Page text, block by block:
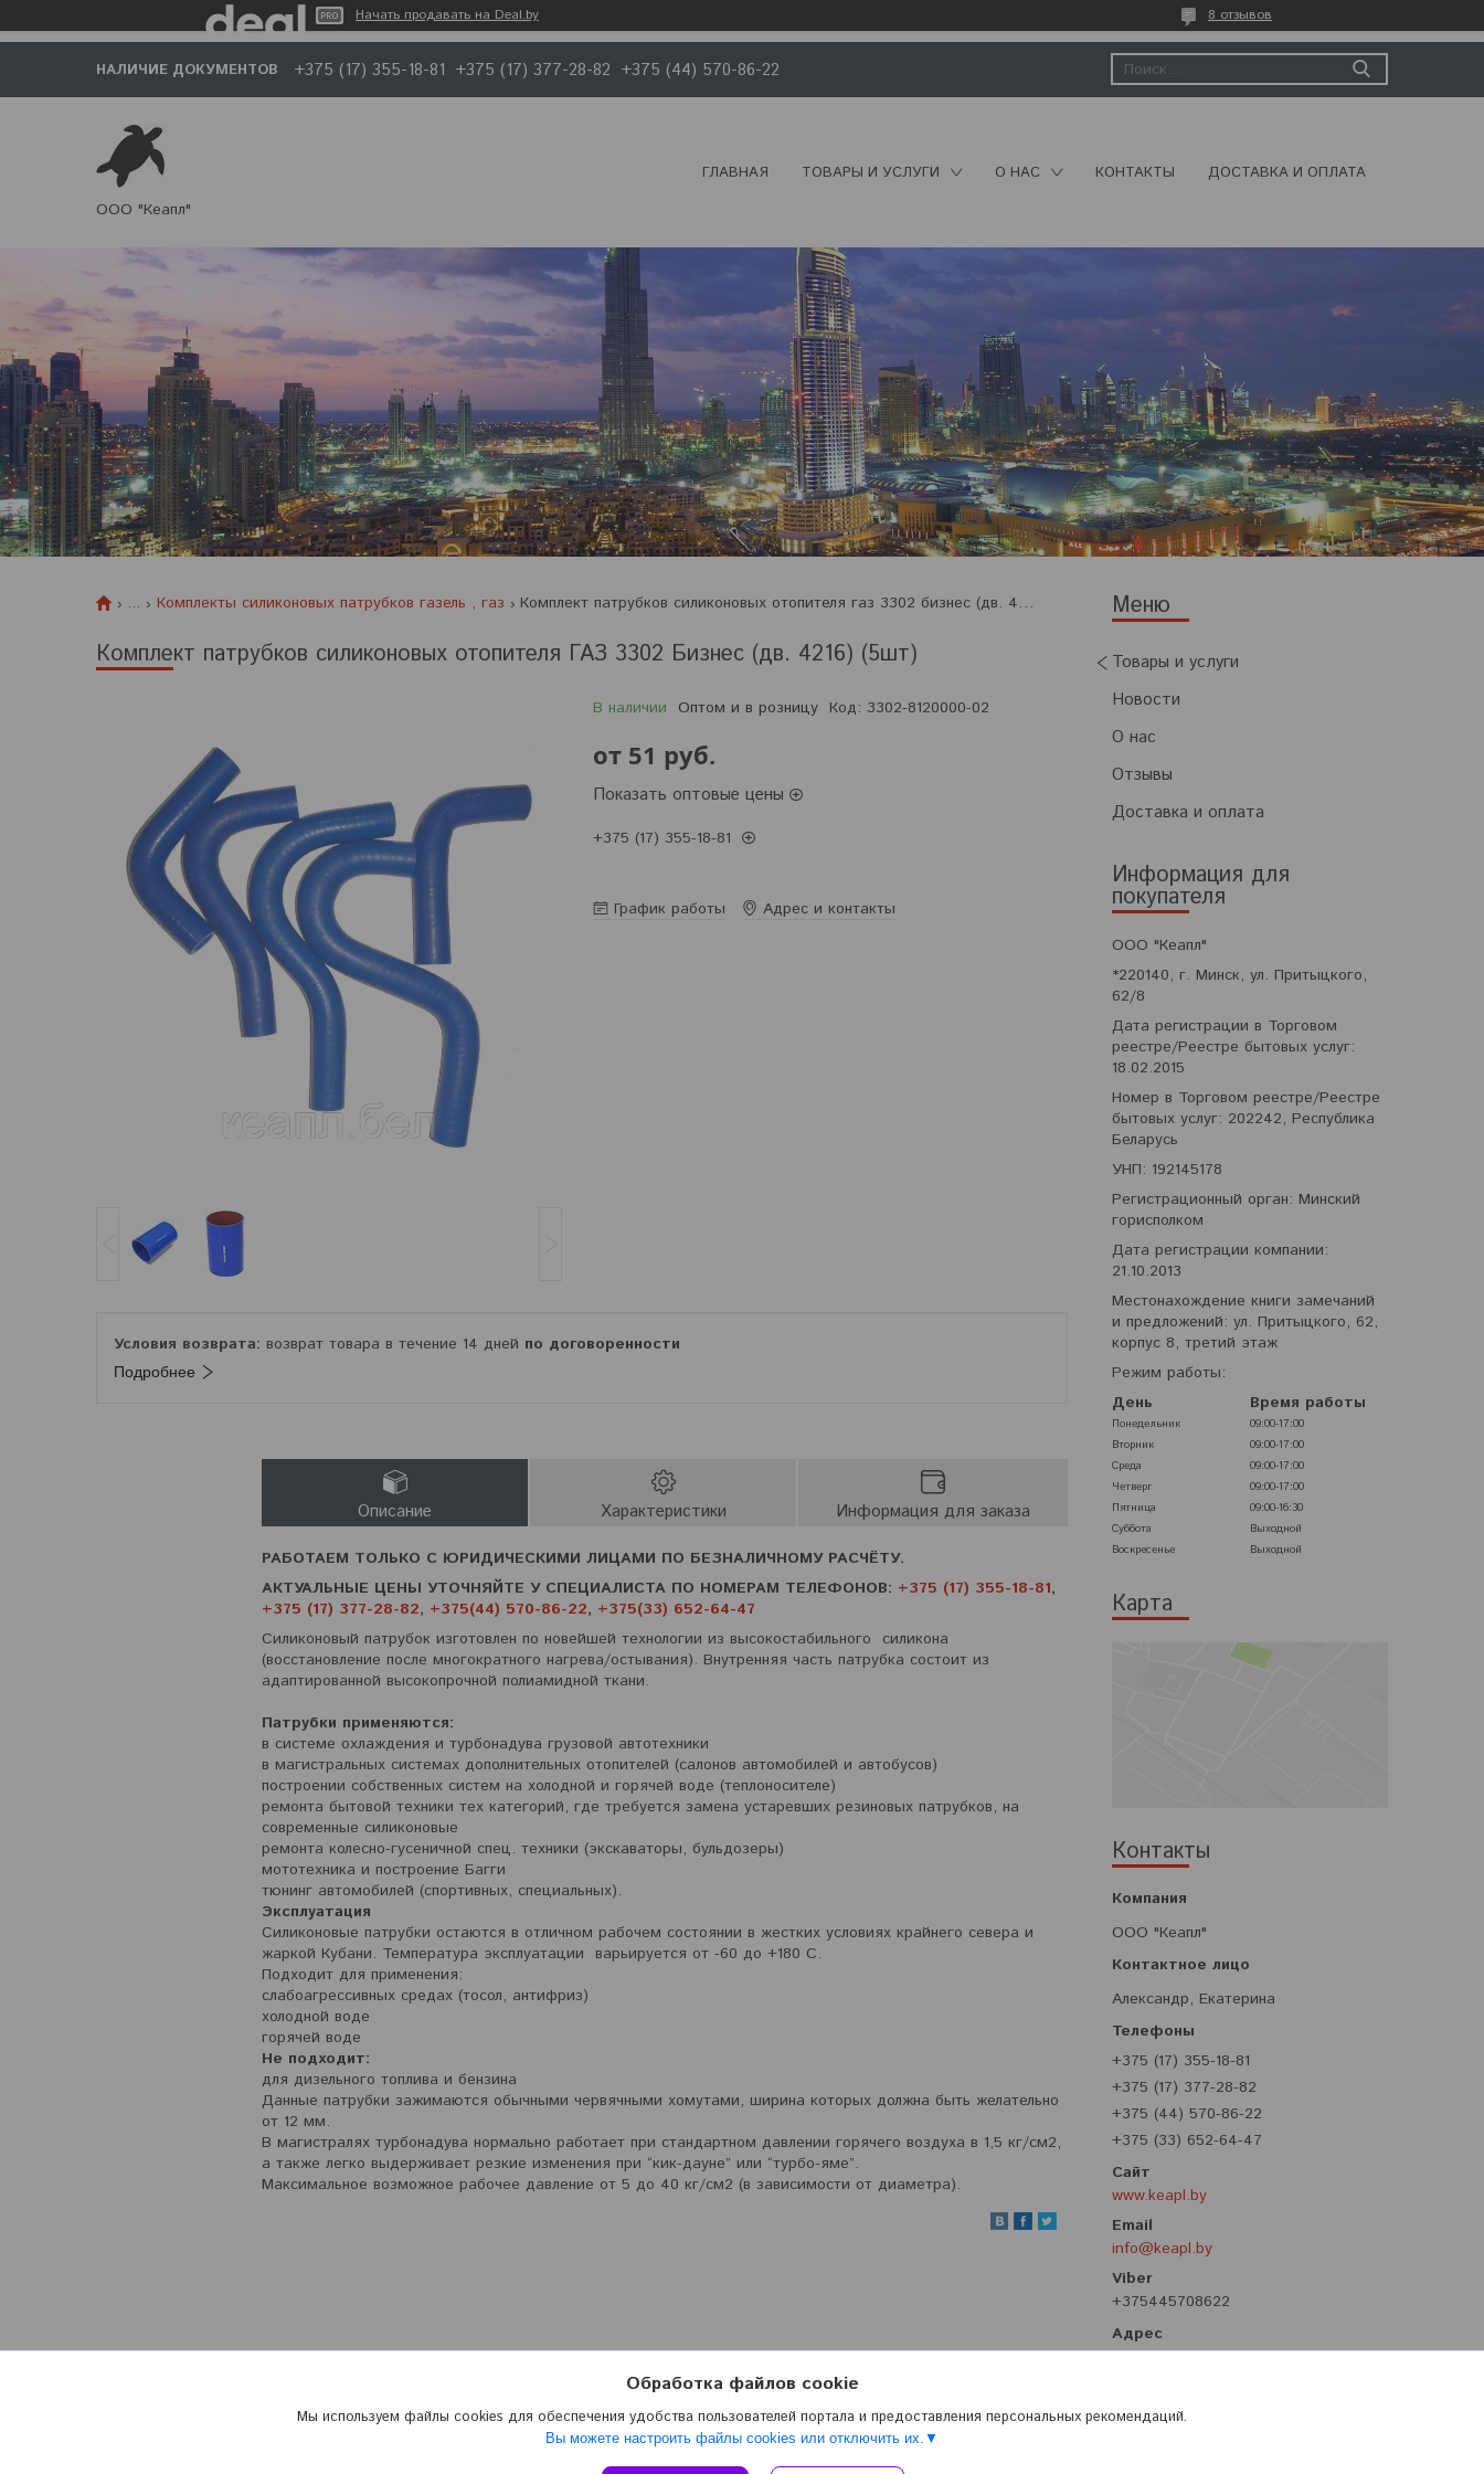
Начать продавать на Deal.by 8 отзывов
НАЛИЧИЕ ДОКУМЕНТОВ +375 (17) 355-18-81 +375 (17) 377-28-82 +375 (44) 570-86-22
ООО "Кеапл"
ГЛАВНАЯ ТОВАРЫ И УСЛУГИ О НАС КОНТАКТЫ ДОСТАВКА И ОПЛАТА
Товары и услуги
Новости
О нас
Отзывы
Доставка и оплата
Информация для
покупателя
ООО "Кеапл"
*220140, г. Минск, ул. Притыцкого,
62/8
Дата регистрации в Торговом
реестре/Реестре бытовых услуг:
18.02.2015
Номер в Торговом реестре/Реестре
бытовых услуг: 202242, Республика
Беларусь
УНП: 192145178
Регистрационный орган: Минский
горисполком
Дата регистрации компании:
21.10.2013
Местонахождение книги замечаний
и предложений: ул. Притыцкого, 62,
корпус 8, третий этаж
Режим работы:
День
Время работы
Понедельник
09:00-17:00
Вторник
09:00-17:00
Среда
09:00-17:00
Четверг
09:00-17:00
Пятница
09:00-16:30
Суббота
Выходной
Воскресенье
Выходной
Карта
Контакты
ООО "Кеапл"
Александр, Екатерина
+375 (17) 355-18-81
+375 (17) 377-28-82
+375 (44) 570-86-22
+375 (33) 652-64-47
www.keapl.by
info@keapl.by
+375445708622
... Комплекты силиконовых патрубков газель , газ Комплект патрубков силиконовых отопителя газ 3302 бизнес (дв. 4216) (5шт)
Комплект патрубков силиконовых отопителя ГАЗ 3302 Бизнес (дв. 4216) (5шт)
В наличии Оптом и в розницу Код: 3302-8120000-02
от 51 руб.
Показать оптовые цены
+375 (17) 355-18-81
График работы Адрес и контакты
возврат товара в течение 14 дней по договоренности
Подробнее
Описание Характеристики Информация для заказа
РАБОТАЕМ ТОЛЬКО С ЮРИДИЧЕСКИМИ ЛИЦАМИ ПО БЕЗНАЛИЧНОМУ РАСЧЁТУ.
АКТУАЛЬНЫЕ ЦЕНЫ УТОЧНЯЙТЕ У СПЕЦИАЛИСТА ПО НОМЕРАМ ТЕЛЕФОНОВ: +375 (17) 355-18-81,
+375 (17) 377-28-82, +375(44) 570-86-22, +375(33) 652-64-47
Силиконовый патрубок изготовлен по новейшей технологии из высокостабильного силикона
(восстановление после многократного нагрева/остывания). Внутренняя часть патрубка состоит из
адаптированной высокопрочной полиамидной ткани.
Патрубки применяются:
в системе охлаждения и турбонадува грузовой автотехники
в магистральных системах дополнительных отопителей (салонов автомобилей и автобусов)
построении собственных систем на холодной и горячей воде (теплоносителе)
ремонта бытовой техники тех категорий, где требуется замена устаревших резиновых патрубков, на
современные силиконовые
ремонта колесно-гусеничной спец. техники (экскаваторы, бульдозеры)
мототехника и построение Багги
тюнинг автомобилей (спортивных, специальных).
Эксплуатация
Силиконовые патрубки остаются в отличном рабочем состоянии в жестких условиях крайнего севера и
жаркой Кубани. Температура эксплуатации варьируется от -60 до +180 С.
Подходит для применения:
слабоагрессивных средах (тосол, антифриз)
холодной воде
горячей воде
Не подходит:
для дизельного топлива и бензина
Данные патрубки зажимаются обычными червячными хомутами, ширина которых должна быть желательно
от 12 мм.
В магистралях турбонадува нормально работает при стандартном давлении горячего воздуха в 1,5 кг/см2,
а также легко выдерживает резкие изменения при “кик-дауне” или “турбо-яме”.
Максимальное возможное рабочее давление от 5 до 40 кг/см2 (в зависимости от диаметра).
Обработка файлов cookie
Мы используем файлы cookies для обеспечения удобства пользователей портала и предоставления персональных рекомендаций.
Вы можете настроить файлы cookies или отключить их.